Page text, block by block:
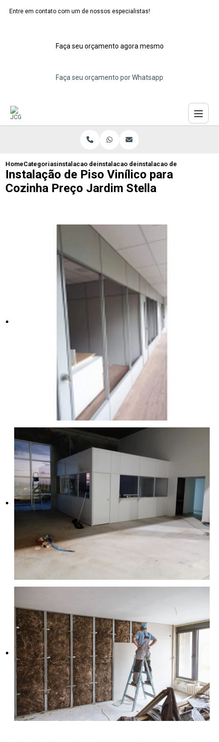
Entre em contato com um de nossos especialistas!
Faça seu orçamento agora mesmo
Faça seu orçamento por Whatsapp
HomeCategoriasinstalacao de pisos vinilicos
instalacao de piso vinilico abc
instalacao de piso vinilico
Instalação de Piso Vinílico para
Cozinha Preço Jardim Stella